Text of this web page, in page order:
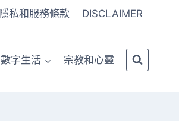
隱私和服務條款 DISCLAIMER
數字生活 宗教和心靈